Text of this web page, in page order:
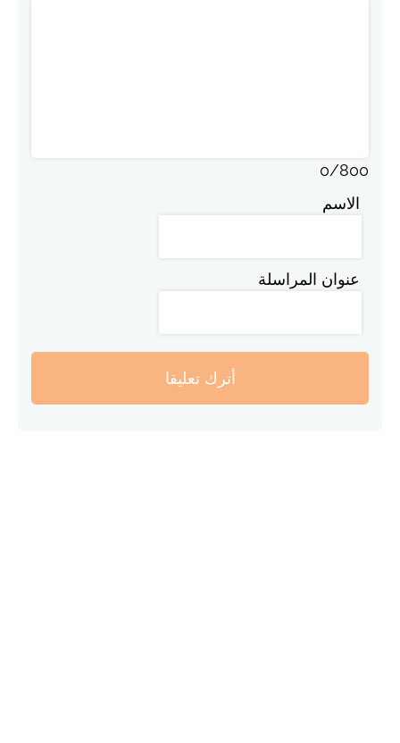
0/800
الاسم
عنوان المراسلة
أترك تعليقا